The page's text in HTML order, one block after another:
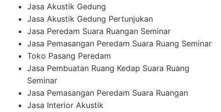
Jasa Akustik Gedung
Jasa Akustik Gedung Pertunjukan
Jasa Peredam Suara Ruangan Seminar
Jasa Pemasangan Peredam Suara Ruang Seminar
Toko Pasang Peredam
Jasa Pembuatan Ruang Kedap Suara Ruang
Seminar
Jasa Pemasangan Peredam Suara Ruangan
Jasa Interior Akustik